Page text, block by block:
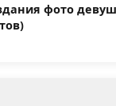
фото